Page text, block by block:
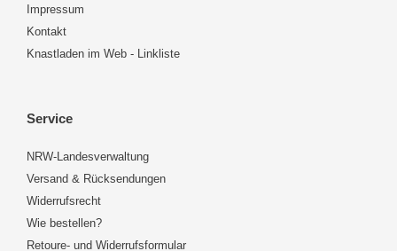
Impressum
Kontakt
Knastladen im Web - Linkliste
Service
NRW-Landesverwaltung
Versand & Rücksendungen
Widerrufsrecht
Wie bestellen?
Retoure- und Widerrufsformular